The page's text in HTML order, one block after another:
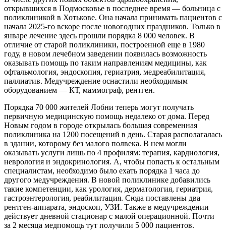
открывшихся в Подмосковье в последнее время — больница с
поликлиникой в Хотькове. Она начала принимать пациентов с
начала 2025-го вскоре после новогодних праздников. Только в
январе лечение здесь прошли порядка 8 000 человек. В
отличие от старой поликлиники, построенной еще в 1980
году, в новом лечебном заведении появилась возможность
оказывать помощь по таким направлениям медицины, как
офтальмология, эндоскопия, гериатрия, медреабилитация,
паллиатив. Медучреждение оснастили необходимым
оборудованием — КТ, маммограф, рентген.
Порядка 70 000 жителей Лобни теперь могут получать
первичную медицинскую помощь недалеко от дома. Перед
Новым годом в городе открылась большая современная
поликлиника на 1200 посещений в день. Старая располагалась
в здании, которому без малого полвека. В нем могли
оказывать услуги лишь по 4 профилям: терапия, кардиология,
неврология и эндокринология. А, чтобы попасть к остальным
специалистам, необходимо было ехать порядка 1 часа до
другого медучреждения. В новой поликлинике добавились
такие компетенции, как урология, дерматология, гериатрия,
гастроэнтерология, реабилитация. Сюда поставлены два
рентген-аппарата, эндоскоп, УЗИ. Также в медучреждении
действует дневной стационар с малой операционной. Почти
за 2 месяца медпомощь тут получили 5 000 пациентов.